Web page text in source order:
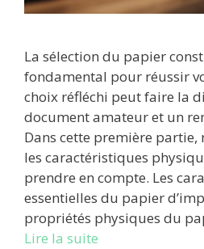
La sélection du papier
fondamental pour réussir
choix réfléchi peut faire la
document amateur et un
Dans cette première partie,
les caractéristiques
prendre en compte. Les
essentielles du papier
propriétés physiques du
Lire la suite